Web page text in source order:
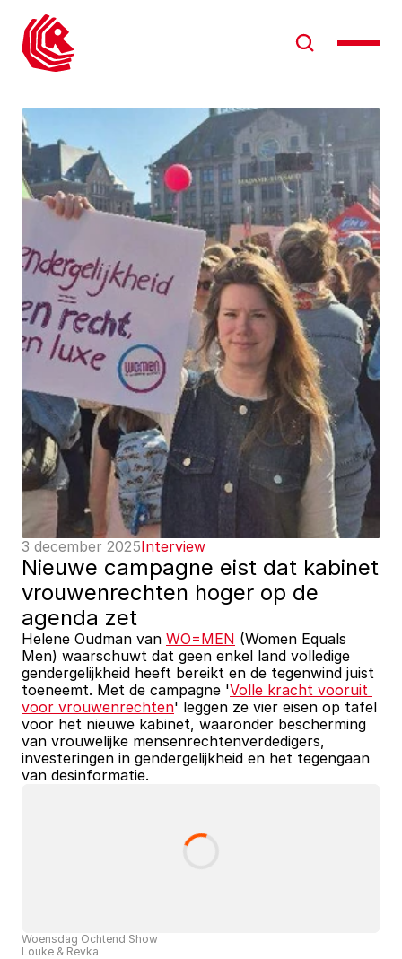
3 december 2025Interview
Nieuwe campagne eist dat kabinet
vrouwenrechten hoger op de
agenda zet
Helene Oudman van WO=MEN (Women Equals
Men) waarschuwt dat geen enkel land volledige
gendergelijkheid heeft bereikt en de tegenwind juist
toeneemt. Met de campagne 'Volle kracht vooruit
voor vrouwenrechten' leggen ze vier eisen op tafel
voor het nieuwe kabinet, waaronder bescherming
van vrouwelijke mensenrechtenverdedigers,
investeringen in gendergelijkheid en het tegengaan
van desinformatie.
Woensdag Ochtend Show
Louke & Revka